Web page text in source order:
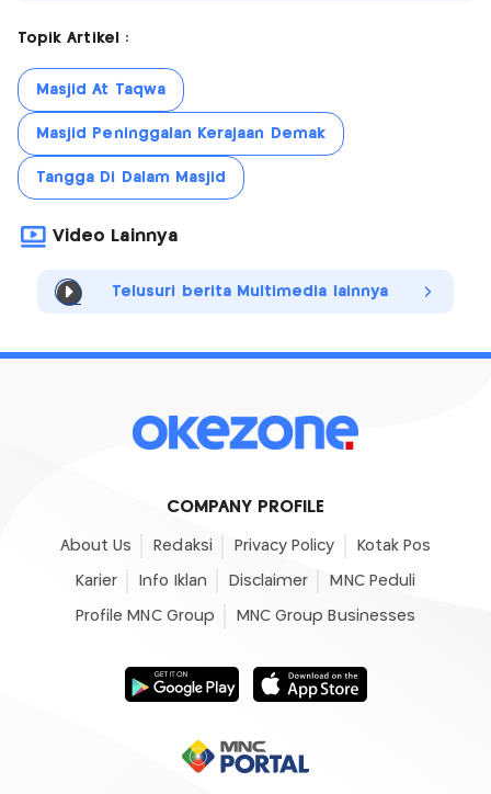
Topik Artikel :
Masjid At Taqwa
Masjid Peninggalan Kerajaan Demak
Tangga Di Dalam Masjid
Video Lainnya
Telusuri berita Multimedia lainnya
COMPANY PROFILE
About Us Redaksi Privacy Policy Kotak Pos
Karier Info Iklan Disclaimer MNC Peduli
Profile MNC Group MNC Group Businesses